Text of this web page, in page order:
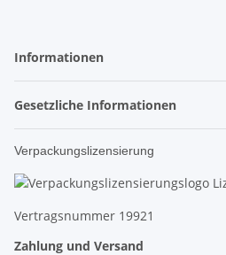
Informationen
Gesetzliche Informationen
Verpackungslizensierung
Vertragsnummer 19921
Zahlung und Versand